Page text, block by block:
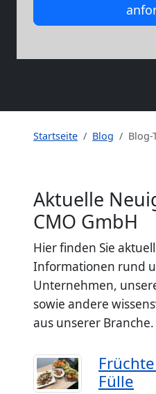
Startseite Blog Blog-
Aktuelle
CMO GmbH
Hier finden Sie
Informationen rund
Unternehmen,
sowie andere
aus unserer Branche.
Fülle